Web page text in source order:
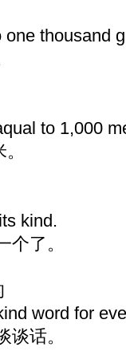
thousand
to 1,000
kind.
了。
word for
话。